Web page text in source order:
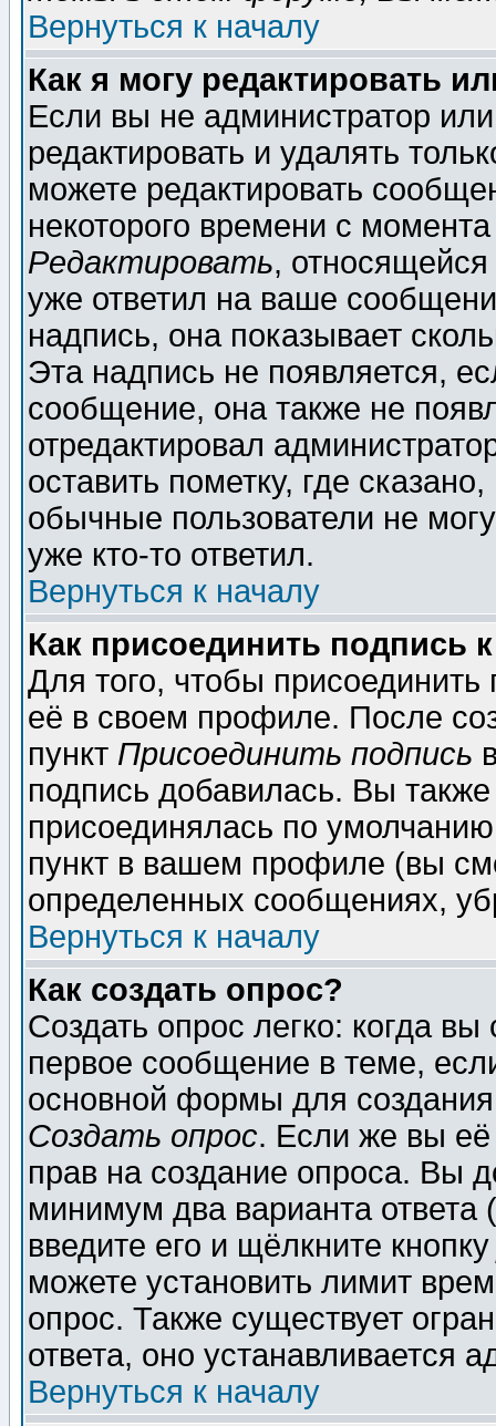
Вернуться к началу
Как я могу редактировать
Если вы не администратор
редактировать и удалять
можете редактировать
некоторого времени с
Редактировать,
уже ответил на ваше
надпись, она показывает
Эта надпись не появляется,
сообщение, она также не
отредактировал
оставить пометку, где
обычные пользователи не
уже кто-то ответил.
Вернуться к началу
Как присоединить подпись
Для того, чтобы
её в своем профиле. После
пункт Присоединить подпись
подпись добавилась. Вы
присоединялась по
пункт в вашем профиле (вы
определенных сообщениях,
Вернуться к началу
Как создать опрос?
Создать опрос легко: когда
первое сообщение в теме,
основной формы для
Создать опрос. Если же вы её
прав на создание опроса. Вы
минимум два варианта ответа
введите его и щёлкните
можете установить лимит
опрос. Также существует
ответа, оно устанавливается
Вернуться к началу